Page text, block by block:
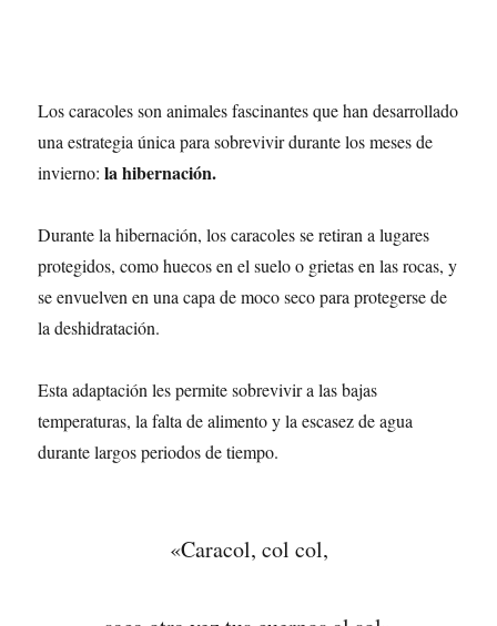
Los caracoles son animales fascinantes que han desarrollado
una estrategia única para sobrevivir durante los meses de
invierno:la hibernación.
Durante la hibernación, los caracoles se retiran a lugares
protegidos, como huecos en el suelo o grietas en las rocas, y
se envuelven en una capa de moco seco para protegerse de
la deshidratación.
Esta adaptación les permite sobrevivir a las bajas
temperaturas, la falta de alimento y la escasez de agua
durante largos periodos de tiempo.
«Caracol, col col,